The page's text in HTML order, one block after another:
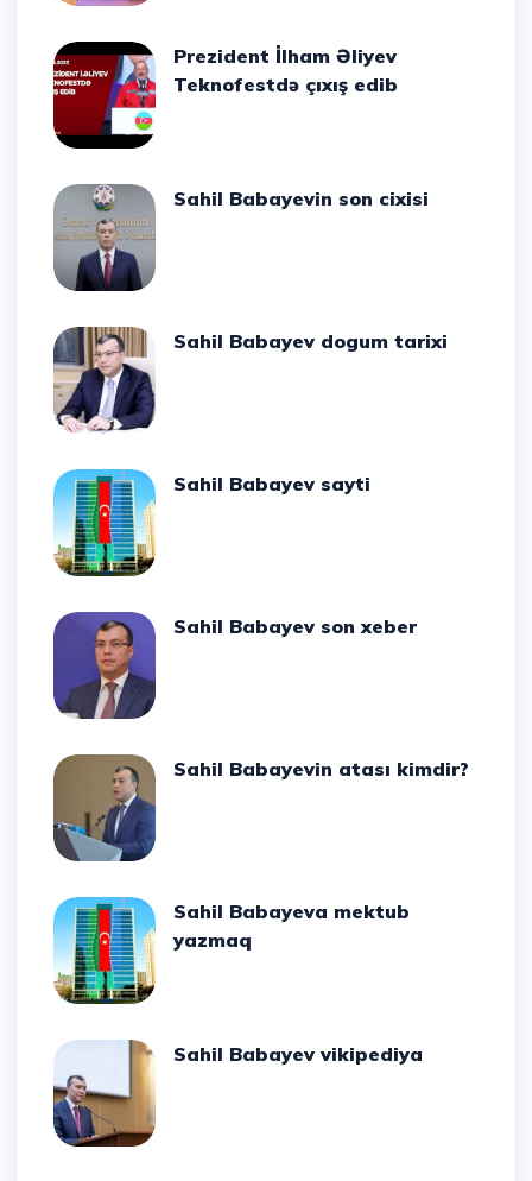
Prezident İlham Əliyev
Teknofestdə çıxış edib
Sahil Babayevin son cixisi
Sahil Babayev dogum tarixi
Sahil Babayev sayti
Sahil Babayev son xeber
Sahil Babayevin atası kimdir?
Sahil Babayeva mektub
yazmaq
Sahil Babayev vikipediya